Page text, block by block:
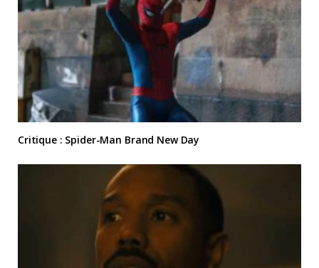
Critique : Spider-Man Brand New Day